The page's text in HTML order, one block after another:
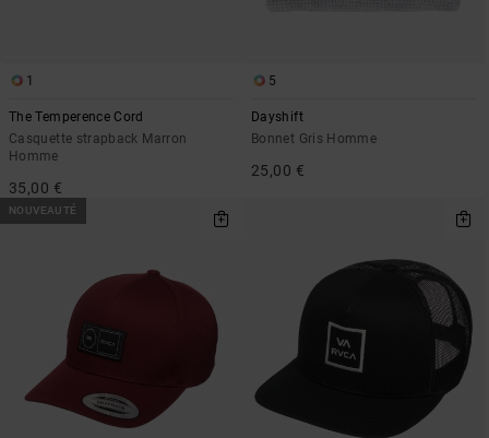
1
The Temperence Cord
Casquette strapback Marron
Homme
35,00 €
5
Dayshift
Bonnet Gris Homme
25,00 €
NOUVEAUTÉ